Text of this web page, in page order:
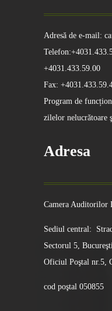
Adresă de e-mail:
+4031.433.59.00
Fax:
Program de
zilelor nelucrătoare
Adresa
Camera Auditorilor
Sediul central:
Sectorul 5,
Oficiul Poştal nr.5,
cod poştal 050855